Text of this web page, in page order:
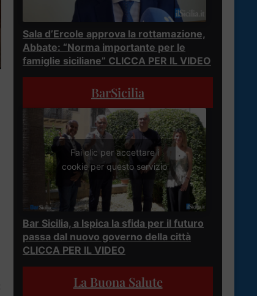
Sala d’Ercole approva la rottamazione,
Abbate: “Norma importante per le
famiglie siciliane” CLICCA PER IL VIDEO
BarSicilia
Fai clic per accettare i
cookie per questo servizio
Bar Sicilia, a Ispica la sfida per il futuro
passa dal nuovo governo della città
CLICCA PER IL VIDEO
La Buona Salute